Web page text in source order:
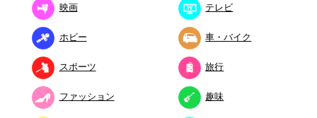
映画 テレビ
ホビー 車・バイク
スポーツ 旅行
ファッション 趣味